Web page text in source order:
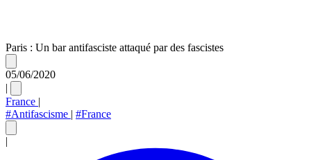
Paris : Un bar antifasciste attaqué par des fascistes
05/06/2020
|
France |
#Antifascisme | #France
|